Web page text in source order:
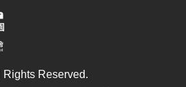
Reserved.